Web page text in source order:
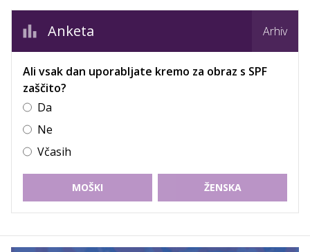
Anketa Arhiv
Ali vsak dan uporabljate kremo za obraz s SPF
zaščito?
Da
Ne
Včasih
MOŠKI ŽENSKA